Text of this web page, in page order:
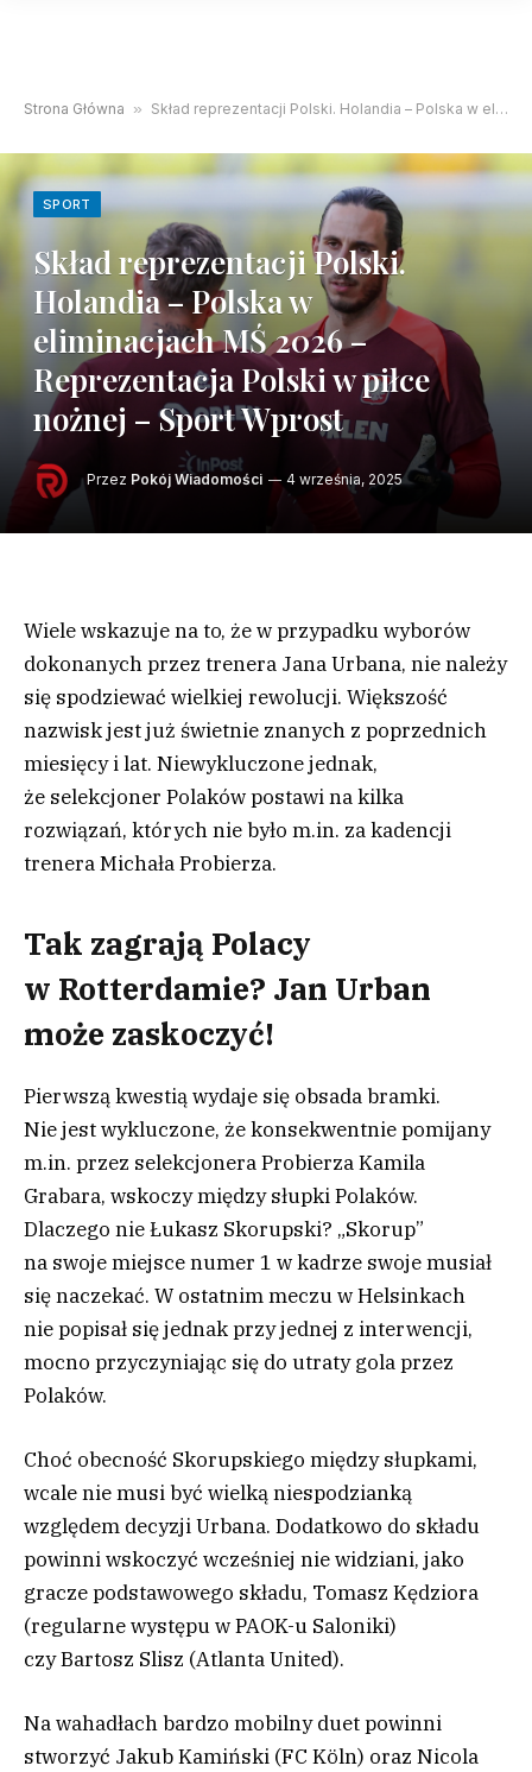
Strona Główna » Skład reprezentacji Polski. Holandia – Polska w eliminacjach MŚ 2026 – Reprezentacja Polski w piłce nożnej – Sport Wprost
SPORT
Skład reprezentacji Polski.
Holandia – Polska w
eliminacjach MŚ 2026 –
Reprezentacja Polski w piłce
nożnej – Sport Wprost
Przez Pokój Wiadomości 4 września, 2025
Wiele wskazuje na to, że w przypadku wyborów
dokonanych przez trenera Jana Urbana, nie należy
się spodziewać wielkiej rewolucji. Większość
nazwisk jest już świetnie znanych z poprzednich
miesięcy i lat. Niewykluczone jednak,
że selekcjoner Polaków postawi na kilka
rozwiązań, których nie było m.in. za kadencji
trenera Michała Probierza.
Tak zagrają Polacy
w Rotterdamie? Jan Urban
może zaskoczyć!
Pierwszą kwestią wydaje się obsada bramki.
Nie jest wykluczone, że konsekwentnie pomijany
m.in. przez selekcjonera Probierza Kamila
Grabara, wskoczy między słupki Polaków.
Dlaczego nie Łukasz Skorupski? „Skorup”
na swoje miejsce numer 1 w kadrze swoje musiał
się naczekać. W ostatnim meczu w Helsinkach
nie popisał się jednak przy jednej z interwencji,
mocno przyczyniając się do utraty gola przez
Polaków.
Choć obecność Skorupskiego między słupkami,
wcale nie musi być wielką niespodzianką
względem decyzji Urbana. Dodatkowo do składu
powinni wskoczyć wcześniej nie widziani, jako
gracze podstawowego składu, Tomasz Kędziora
(regularne występu w PAOK-u Saloniki)
czy Bartosz Slisz (Atlanta United).
Na wahadłach bardzo mobilny duet powinni
stworzyć Jakub Kamiński (FC Köln) oraz Nicola